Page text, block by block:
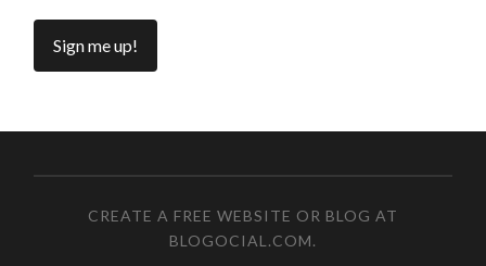
CREATE A FREE WEBSITE OR BLOG AT
BLOGOCIAL.COM.